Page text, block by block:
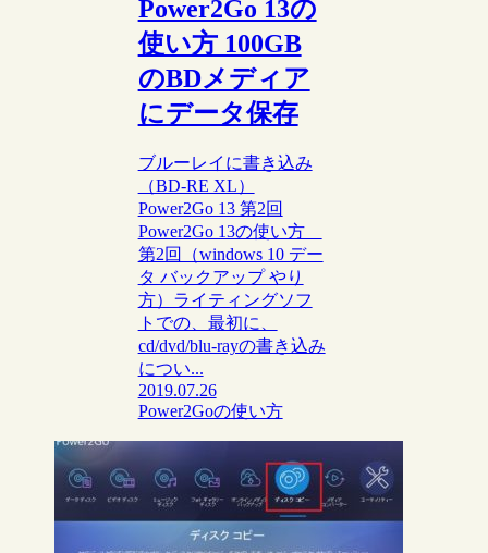
Power2Go 13の
使い方 100GB
のBDメディア
にデータ保存
ブルーレイに書き込み
（BD-RE XL）
Power2Go 13 第2回
Power2Go 13の使い方
第2回（windows 10 デー
タ バックアップ やり
方）ライティングソフ
トでの、最初に、
cd/dvd/blu-rayの書き込み
につい...
2019.07.26
Power2Goの使い方